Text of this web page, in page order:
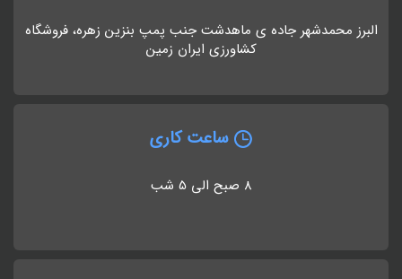
البرز محمدشهر جاده ی ماهدشت جنب پمپ بنزین زهره، فروشگاه
کشاورزی ایران زمین
ساعت کاری
8 صبح الی 5 شب